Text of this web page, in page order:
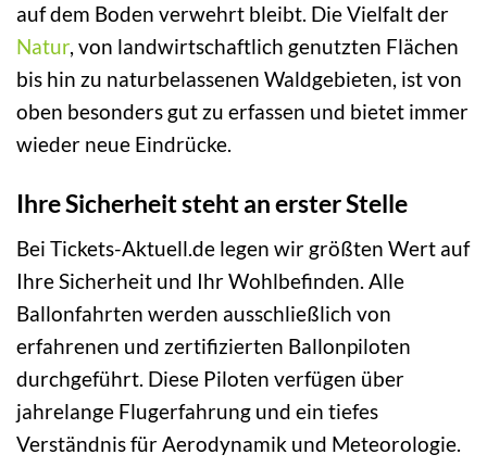
auf dem Boden verwehrt bleibt. Die Vielfalt der
Natur, von landwirtschaftlich genutzten Flächen
bis hin zu naturbelassenen Waldgebieten, ist von
oben besonders gut zu erfassen und bietet immer
wieder neue Eindrücke.
Ihre Sicherheit steht an erster Stelle
Bei Tickets-Aktuell.de legen wir größten Wert auf
Ihre Sicherheit und Ihr Wohlbefinden. Alle
Ballonfahrten werden ausschließlich von
erfahrenen und zertifizierten Ballonpiloten
durchgeführt. Diese Piloten verfügen über
jahrelange Flugerfahrung und ein tiefes
Verständnis für Aerodynamik und Meteorologie.